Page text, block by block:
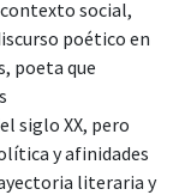
social,
poético en
poeta que
siglo XX, pero
y afinidades
literaria y